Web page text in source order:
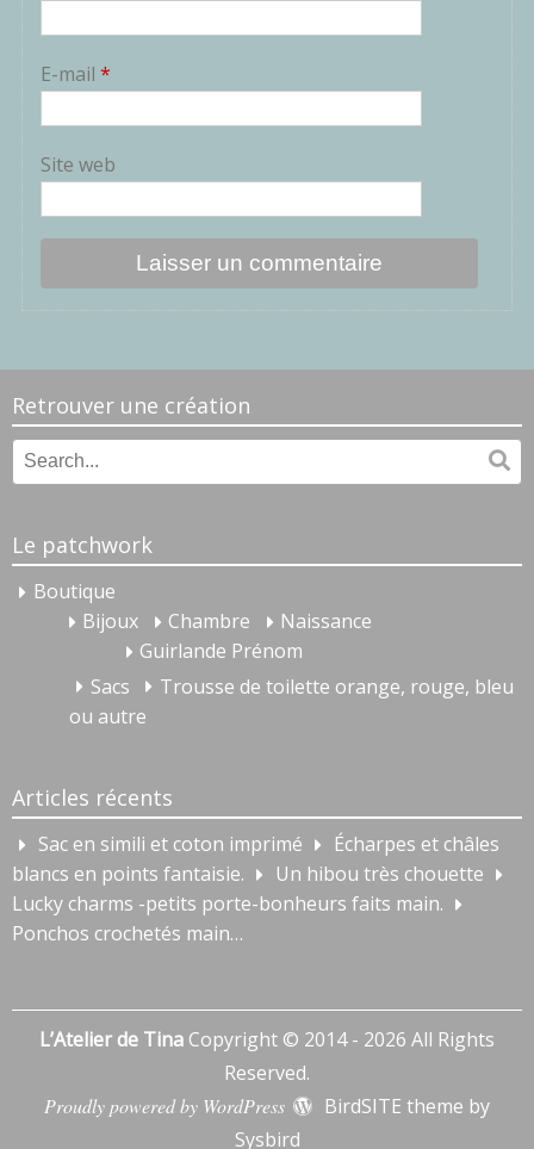
E-mail *
Site web
Retrouver une création
Search
for:
Le patchwork
Boutique
Bijoux
Chambre
Naissance
Guirlande Prénom
Sacs
Trousse de toilette orange, rouge, bleu
ou autre
Articles récents
Sac en simili et coton imprimé
Écharpes et châles
blancs en points fantaisie.
Un hibou très chouette
Lucky charms -petits porte-bonheurs faits main.
Ponchos crochetés main…
L’Atelier de Tina Copyright © 2014 - 2026 All Rights
Reserved.
Proudly powered by WordPress
BirdSITE theme by
Sysbird